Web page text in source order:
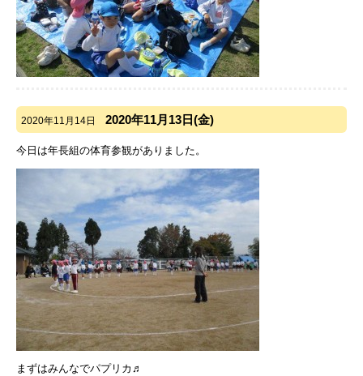
2020年11月14日 2020年11月13日(金)
今日は年長組の体育参観がありました。
まずはみんなでパプリカ♬